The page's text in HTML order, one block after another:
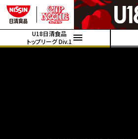
U18日清食品
トップリーグ Div.1